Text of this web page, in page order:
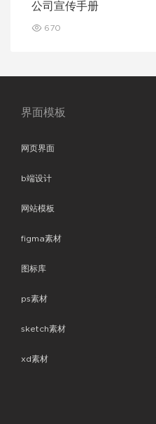
公司宣传手册
670
界面模板
网页界面
b端设计
网站模板
figma素材
图标库
ps素材
sketch素材
xd素材